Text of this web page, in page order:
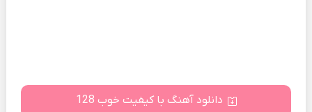
دانلود آهنگ با کیفیت خوب 128